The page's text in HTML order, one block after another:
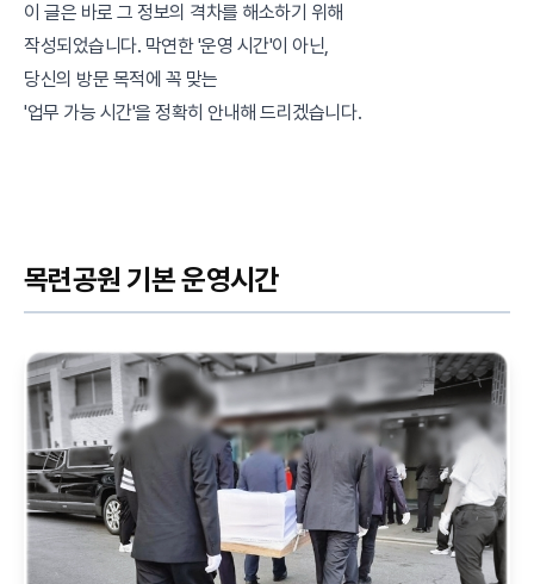
이 글은 바로 그 정보의 격차를 해소하기 위해
작성되었습니다. 막연한 '운영 시간'이 아닌,
당신의 방문 목적에 꼭 맞는
'업무 가능 시간'을 정확히 안내해 드리겠습니다.
목련공원 기본 운영시간